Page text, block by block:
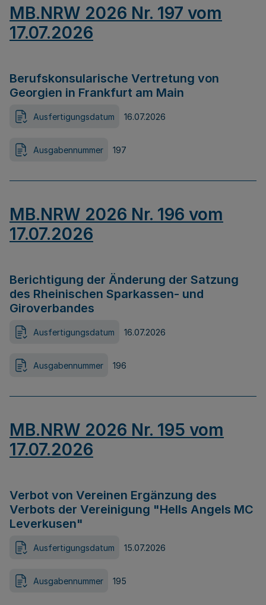
MB.NRW 2026 Nr. 197 vom
17.07.2026
Berufskonsularische Vertretung von
Georgien in Frankfurt am Main
Ausfertigungsdatum 16.07.2026
Ausgabennummer 197
MB.NRW 2026 Nr. 196 vom
17.07.2026
Berichtigung der Änderung der Satzung
des Rheinischen Sparkassen- und
Giroverbandes
Ausfertigungsdatum 16.07.2026
Ausgabennummer 196
MB.NRW 2026 Nr. 195 vom
17.07.2026
Verbot von Vereinen Ergänzung des
Verbots der Vereinigung "Hells Angels MC
Leverkusen"
Ausfertigungsdatum 15.07.2026
Ausgabennummer 195